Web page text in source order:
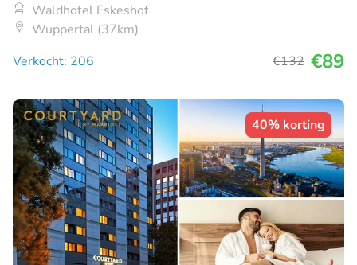
Waldhotel Eskeshof
Wuppertal (37km)
Verkocht: 206
€132 €89
40% korting